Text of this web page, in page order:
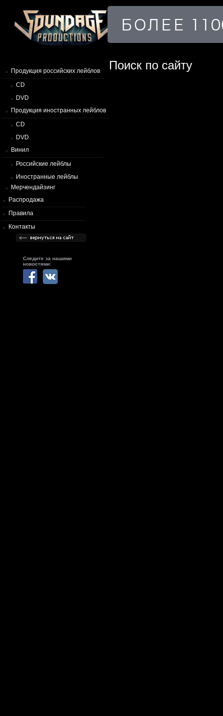
Продукция российских лейблов
CD
DVD
Продукция иностранных лейблов
CD
DVD
Винил
Российские лейблы
Иностранные лейблы
Мерчендайзинг
Распродажа
Правила
Контакты
Следите за нашими
новостями:
Поиск по сайту